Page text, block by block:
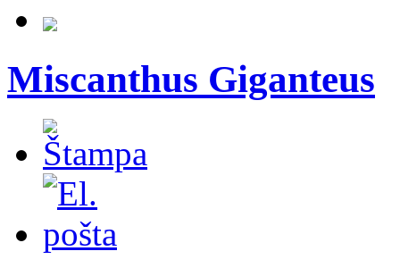
Miscanthus Giganteus